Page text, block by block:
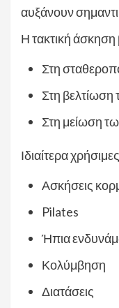
αυξάνουν
Η τακτική
Στη
Στη
Στη μείωση
Ιδιαίτερα
Ασκήσεις
Pilates
Ήπια
Κολύμβηση
Διατάσεις